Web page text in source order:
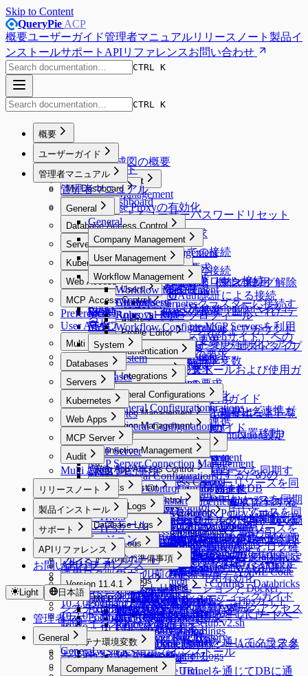
Skip to Content
QueryPie ACP
概要ユーザーガイド管理者マニュアルリリースノート 製品イ
ンストールサポート APIリファレンスお問い合わせ
CTRL K
CTRL K
概要
Overview
システム構成図の概要
Proxy Management
Proxy Management
Database Proxyの有効化
ユーザーガイド
ユーザーガイド
My Dashboard
My Dashboard
Emailによるユーザーパスワードリセット
Workflow
Workflow
DB Access Requestの要求
SQL Requestの要求
SQL Request要求
実行計画（Explain）機能の使用
SQL Export Requestの要求
Unmasking Requestの要求（マスキング解除
要求）
Restricted Data Accessの要求（制限されたデ
ータアクセス要求）
Server Access Requestの要求
Server Privilege Requestの要求
Access Role Requestの要求
IP Registration Requestの要求
DBポリシー例外の要求
承認付加機能（代理承認、再提出など）
Database Access Control
Database Access Control
Web SQLエディターでの接続
Default Privilegeの設定
エージェントなしでのプロキシ接続
Google BigQuery OAuth認証による接続
Custom Data Sourceへの接続
Server Access Control
Server Access Control
認証されたサーバーへの接続
Webターミナルの使用
Web SFTPの使用
Kubernetes Access Control
Kubernetes Access Control
アクセス権限一覧の確認
Web ClientでKubernetesクラスターに接続す
る
Web Access Control
Web Access Control
Root CA証明書およびExtensionのインスト
ール
Webアプリケーション（Webサイト）への
アクセス
MCP Access Control
MCP Access Control
MACを使用してRemote MCP Serversを利用
する
Preferences
User Agent
Multi Agent
Multi Agent
Multi Agent Linuxインストールおよび使用ガ
イド
Multi Agent Seamless SSH使用ガイド
Multi Agent OS別3rd Party Toolサポート一覧
Multi Agent - qpctl CLI使用ガイド
AI Chat
管理者マニュアル
管理者マニュアル
General
General
Company Management
Company Management
General
Security
Allowed Zones
Channels
Alerts
Alerts
New Request > リクエストタイプ
別テンプレート変数
Licenses
User Management
User Management
Users
Users
ユーザープロフィール
qp-adminデフォルトアカウント
のパスワード変更強制化とアカ
ウント削除機能
Groups
Roles
Profile Editor
Profile Editor
Custom Attribute
Authentication
Authentication
Okta連携
LDAP連携
AWS SSO連携
Google SAML連携
Multi-Factor Authentication設定
Provisioning
Provisioning
Provisioning有効化
[Okta] プロビジョニング連携ガ
イド
Workflow Management
Workflow Management
All Requests
Approval Rules
Workflow Configurations
System
System
Integrations
Integrations
Syslog連携
Splunk連携
Secret Store連携
Email連携
Event Callback連携
OAuth 2.0を使用するための
Google Cloud API連携
Slack DM連携
Slack DM連携
Slack DM - Workflow通知タ
イプ
OAuth Client Application
Identity Providers
Identity Providers
AWS SSO連携（SAML
2.0）
LLM Provider設定
API Token
Jobs
Maintenance
Databases
Databases
DAC General Configurations
DAC General Configurations
Unmasking Zones
Masking Pattern (メニュー位置移動)
Connection Management
Connection Management
Cloud Providers
Cloud Providers
AWSからDBリソースを同期す
る
MS AzureからDBリソースを同期
する
Google CloudからDBリソースを
同期する
Dry Run機能でクラウド同期設定
を確認する
DB Connections
DB Connections
MongoDB専用ガイド
DocumentDB専用ガイド
Google BigQuery OAuth認証設定
AWS Athena専用ガイド
Custom Data Source設定とログ確
認
SSL Configurations
SSH Configurations
Kerberos Configurations
Custom JDBC Configs
Custom JDBC Configs
QSI Parser Selection
Custom JDBC Configs - Databricks
例
Custom JDBC Configs - Databricks
例
DB Access Control
DB Access Control
Privilege Type
Privilege Type
MongoDB / Document DB
Privilege Type Mapping
Access Control
Policies
Policies
Data Access
Masking Pattern
Data Masking
Sensitive Data
Policy Exception
Query Rules
Ledger Management
Ledger Management
Ledger Table Policy
Ledger Approval Rules
(New) Policy Management
(New) Policy Management
Data Paths
Data Policies
Exception Management
Monitoring
Monitoring
Running Queries
Proxy Management
Servers
Servers
SAC General Configurations
Connection Management
Connection Management
Cloud Providers
Cloud Providers
AWSからサーバーリソースを同
期する
Azureからサーバーリソースを同
期する
GCPからサーバーリソースを同
期する
Servers
Servers
個別サーバーを手動で登録する
Server Groups
Server Groups
サーバーをグループで管理する
Server Agents for RDP
Server Agents for RDP
Server Agentのインストールと削
除
ProxyJump Configurations
ProxyJump Configurations
ProxyJump作成
Server Account Management
Server Account Management
Server Account Templates
SSH Key Configurations
Account Management
Password Provisioning
Password Provisioning
パスワード変更Job作成
Session Monitoring
Server Access Control
Server Access Control
Access Control
Access Control
Permissionsの付与と取り消し
Roleの付与と取り消し
Server Privilegeの付与
Roles
Policies
Policies
サーバーアクセスポリシー設定
Server Proxy使用有効化
Command Templates
Blocked Accounts
Kubernetes
Kubernetes
KAC General Configurations
Connection Management
Connection Management
Cloud Providers
Cloud Providers
AWSからKubernetesリソースを
同期する
Clusters
Clusters
Kubernetesクラスターを手動で登
録する
K8s Access Control
K8s Access Control
Access Control
Access Control
Kubernetesロールの付与と取り消
し
Roles
Roles
Kubernetesロール設定
Policies
Policies
Kubernetesポリシー設定
KubernetesポリシーYAML Code
構文ガイド
KubernetesポリシーTipsガイド
KubernetesポリシーUIコードヘ
ルパーガイド
KubernetesポリシーAction設定参
考ガイド
Web Apps
Web Apps
Connection Management
Connection Management
Web Apps
Web App Configurations
Web App Access Control
Web App Access Control
Access Control
Access Control
ロールの付与と取り消し
Roles
Policies
WAC Quickstart
WAC Quickstart
[~10.2.7] WAC Role & Policy Guide
[10.2.8~] WAC RBAC Guide
[10.3.0 ~] WAC JIT権限取得Guide
Root CA証明書インストールガイド
Web App ConfigurationsでWAC初期設
定
WACトラブルシューティングガイド
WAC FAQ
MCP Server
MCP Server
MCP Server Connection Management
MAC General Configurations
MCP Access Control
Audit
Audit
Reports
Reports
Reports
Audit Log Export
General Logs
General Logs
User Access History
Activity Logs
Admin Role History
Workflow Logs
Reverse Tunnels
Reverse Tunnels
Reverse Tunnelを通じてサーバー
に通信する
Reverse Tunnelを通じてクラスタ
ーに通信する
Reverse Tunnelを通じてDBに通
AI Chat Audit
Database Logs
Database Logs
DB Access History
Query Audit
Running Queries
DML Snapshots
Account Lock History
Access Control Logs
Policy Audit Logs
Policy Exception Logs
Server Logs
Server Logs
Server Access History
Command Audit
Session Logs
Session Monitoring (Moved)
Access Control Logs
Server Role History
Account Lock History
Kubernetes Logs
Kubernetes Logs
Request Audit
Pod Session Recordings
Kubernetes Role History
Web App Logs
Web App Logs
Web Access History
Web Event Audit
User Activity Recordings
Web App Role History
JIT Access Control Logs
MCP
MCP
Request Audit
MCP Server Role History
Multi Agent 制約事項
リリースノート
Release Notes
11.6.0 ~ 11.6.5
11.5.0 ~ 11.5.7
11.4.0
11.3.0
11.2.0
11.1.0 ~ 11.1.2
11.0.0
10.3.0 ~ 10.3.4
10.2.0 ~ 10.2.12
10.1.0 ~ 10.1.11
10.0.0 ~ 10.0.2
9.20.0 ~ 9.20.2
9.19.0
製品インストール
製品インストール
製品バージョン
インストール前の準備事項
インストール前の準備事項
LinuxディストリビューションとDocker、
Podmanサポート現況
PodmanでRootless Mode構成
インストール
インストール
インストールガイド - 簡単な構成
インストールガイド - setup.v2.sh
setup.sh、setup.v2.sh比較
AWS EKS環境でインストール
インストール後の初期設定
システムアーキテクチャとネットワークアクセス
制御
コンテナ環境変数
コンテナ環境変数
QUERYPIE_WEB_URL
ライセンスインストール
サポート
サポート
プレミアムサポート
運用ログ収集ガイド
APIリファレンス
APIリファレンス
Version 11.4.1
External API v2
External API v0.9
お問い合わせ
Light 日本語
管理者マニュアル
General
General
Company Management